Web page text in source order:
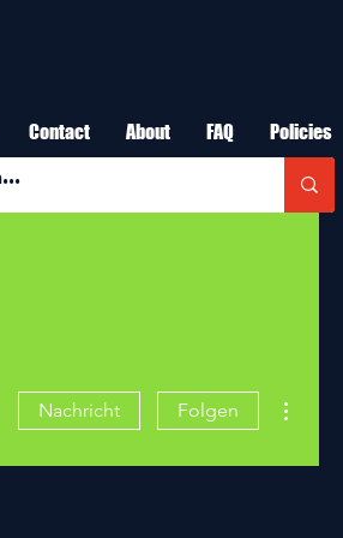
Contact About FAQ Policies
Nachricht Folgen